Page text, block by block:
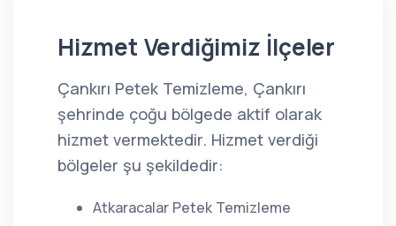
Hizmet Verdiğimiz İlçeler
Çankırı Petek Temizleme, Çankırı
şehrinde çoğu bölgede aktif olarak
hizmet vermektedir. Hizmet verdiği
bölgeler şu şekildedir:
Atkaracalar Petek Temizleme